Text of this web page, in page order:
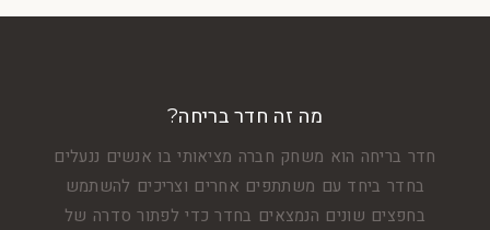
מה זה חדר בריחה?
חדר בריחה הוא משחק חברה מציאותי בו אנשים ננעלים
בחדר ביחד עם משתתפים אחרים וצריכים להשתמש
בחפצים שונים הנמצאים בחדר כדי לפתור סדרה של